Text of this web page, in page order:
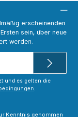
erscheinenden
sein, über neue
werden.
und es gelten die
.
Kenntnis genommen